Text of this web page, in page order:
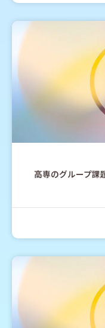
高専のグループ課